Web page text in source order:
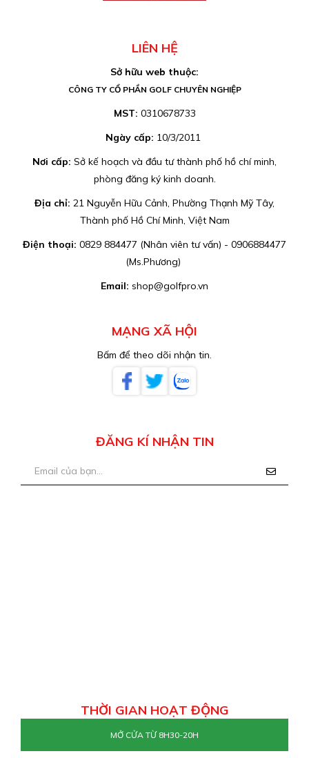
LIÊN HỆ
Sở hữu web thuộc:
CÔNG TY CỔ PHẦN GOLF CHUYÊN NGHIỆP
MST: 0310678733
Ngày cấp: 10/3/2011
Nơi cấp: Sở kế hoạch và đầu tư thành phố hồ chí minh,
phòng đăng ký kinh doanh.
Địa chỉ: 21 Nguyễn Hữu Cảnh, Phường Thạnh Mỹ Tây,
Thành phố Hồ Chí Minh, Việt Nam
Điện thoại: 0829 884477 (Nhân viên tư vấn) - 0906884477
(Ms.Phương)
Email: shop@golfpro.vn
MẠNG XÃ HỘI
Bấm để theo dõi nhận tin.
ĐĂNG KÍ NHẬN TIN
THỜI GIAN HOẠT ĐỘNG
MỞ CỬA TỪ 8H30-20H